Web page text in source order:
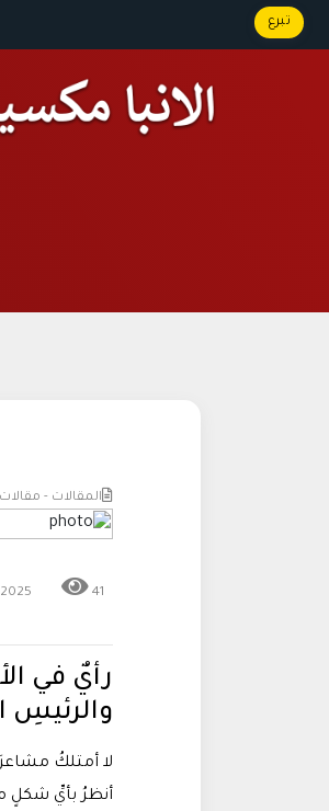
تبرع
المقالات -
2025 41
لا أمتلكُ مشاعرَ
أنظرُ بأيِّ شكلٍ